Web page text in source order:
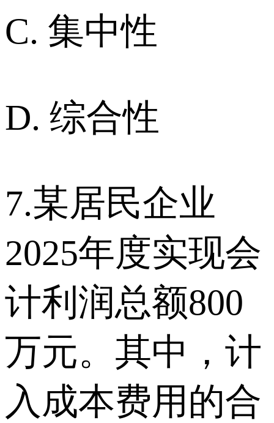
C. 集中性
D. 综合性
7.某居民企业
2025年度实现会
计利润总额800
万元。其中，计
入成本费用的合